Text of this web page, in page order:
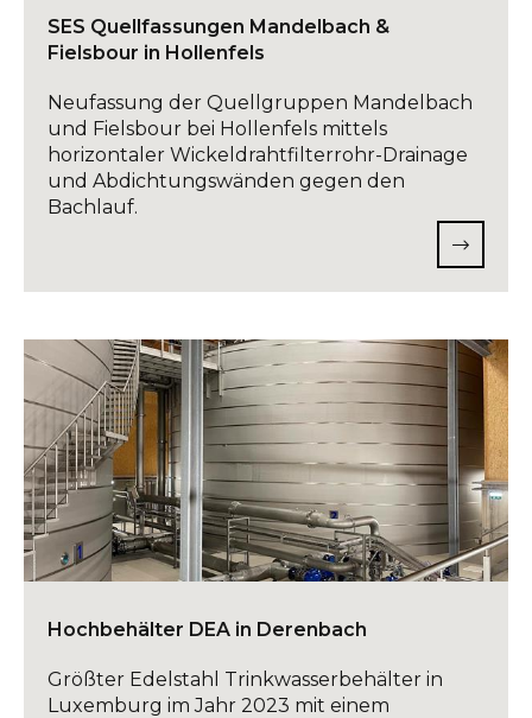
SES Quellfassungen Mandelbach &
Fielsbour in Hollenfels
Neufassung der Quellgruppen Mandelbach
und Fielsbour bei Hollenfels mittels
horizontaler Wickeldrahtfilterrohr-Drainage
und Abdichtungswänden gegen den
Bachlauf.
Hochbehälter DEA in Derenbach
Größter Edelstahl Trinkwasserbehälter in
Luxemburg im Jahr 2023 mit einem